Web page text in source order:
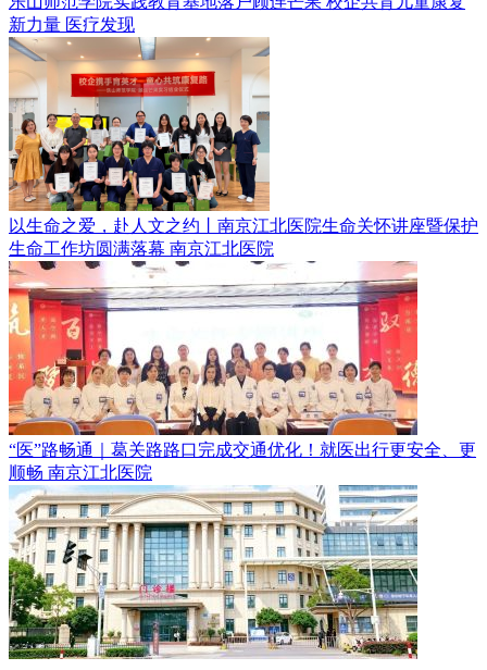
新力量 医疗发现
以生命之爱，赴人文之约丨南京江北医院生命关怀讲座暨保护
生命工作坊圆满落幕 南京江北医院
“医”路畅通｜葛关路路口完成交通优化！就医出行更安全、更
顺畅 南京江北医院